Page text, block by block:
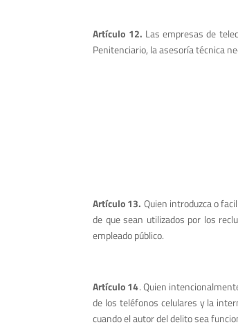
Artículo 12. Las empresas de
Penitenciario, la asesoría técnica
Artículo 13. Quien introduzca o
de que sean utilizados por los
empleado público.
Artículo 14. Quien
de los teléfonos celulares y la
cuando el autor del delito sea